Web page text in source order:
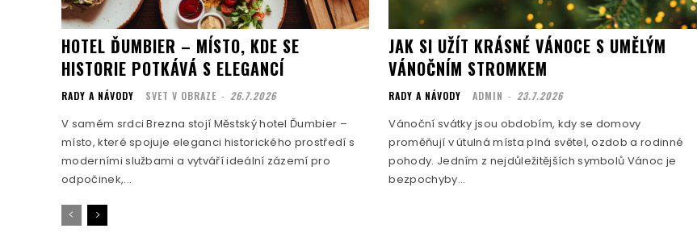
HOTEL ĎUMBIER – MÍSTO, KDE SE
HISTORIE POTKÁVÁ S ELEGANCÍ
RADY A NÁVODY SVET V OBRAZE - 26.7.2026
V samém srdci Brezna stojí Městský hotel Ďumbier –
místo, které spojuje eleganci historického prostředí s
moderními službami a vytváří ideální zázemí pro
odpočinek,...
JAK SI UŽÍT KRÁSNÉ VÁNOCE S UMĚLÝM
VÁNOČNÍM STROMKEM
RADY A NÁVODY ADMIN - 23.7.2026
Vánoční svátky jsou obdobím, kdy se domovy
proměňují v útulná místa plná světel, ozdob a rodinné
pohody. Jedním z nejdůležitějších symbolů Vánoc je
bezpochyby...